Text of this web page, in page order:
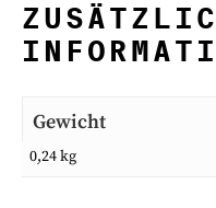
Gewicht
0,24 kg